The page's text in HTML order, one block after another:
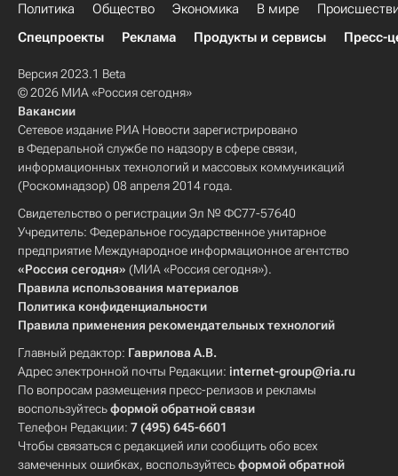
Политика Общество Экономика В мире
Спецпроекты
Реклама Продукты и сервисы Пресс-
Версия 2023.1 Beta
© 2026 МИА «Россия сегодня»
Вакансии
Сетевое издание РИА Новости зарегистрировано
в Федеральной службе по надзору в сфере связи,
информационных технологий и массовых коммуникаций
(Роскомнадзор) 08 апреля 2014 года.
Свидетельство о регистрации Эл № ФС77-57640
Учредитель: Федеральное государственное унитарное
предприятие Международное информационное агентство
«Россия сегодня» (МИА «Россия сегодня»).
Правила использования материалов
Политика конфиденциальности
Правила применения рекомендательных технологий
Главный редактор: Гаврилова А.В.
Адрес электронной почты Редакции: internet-group@ria.ru
По вопросам размещения пресс-релизов и рекламы
воспользуйтесьформой обратной связи
Телефон Редакции: 7 (495) 645-6601
Чтобы связаться с редакцией или сообщить обо всех
замеченных ошибках, воспользуйтесьформой обратной